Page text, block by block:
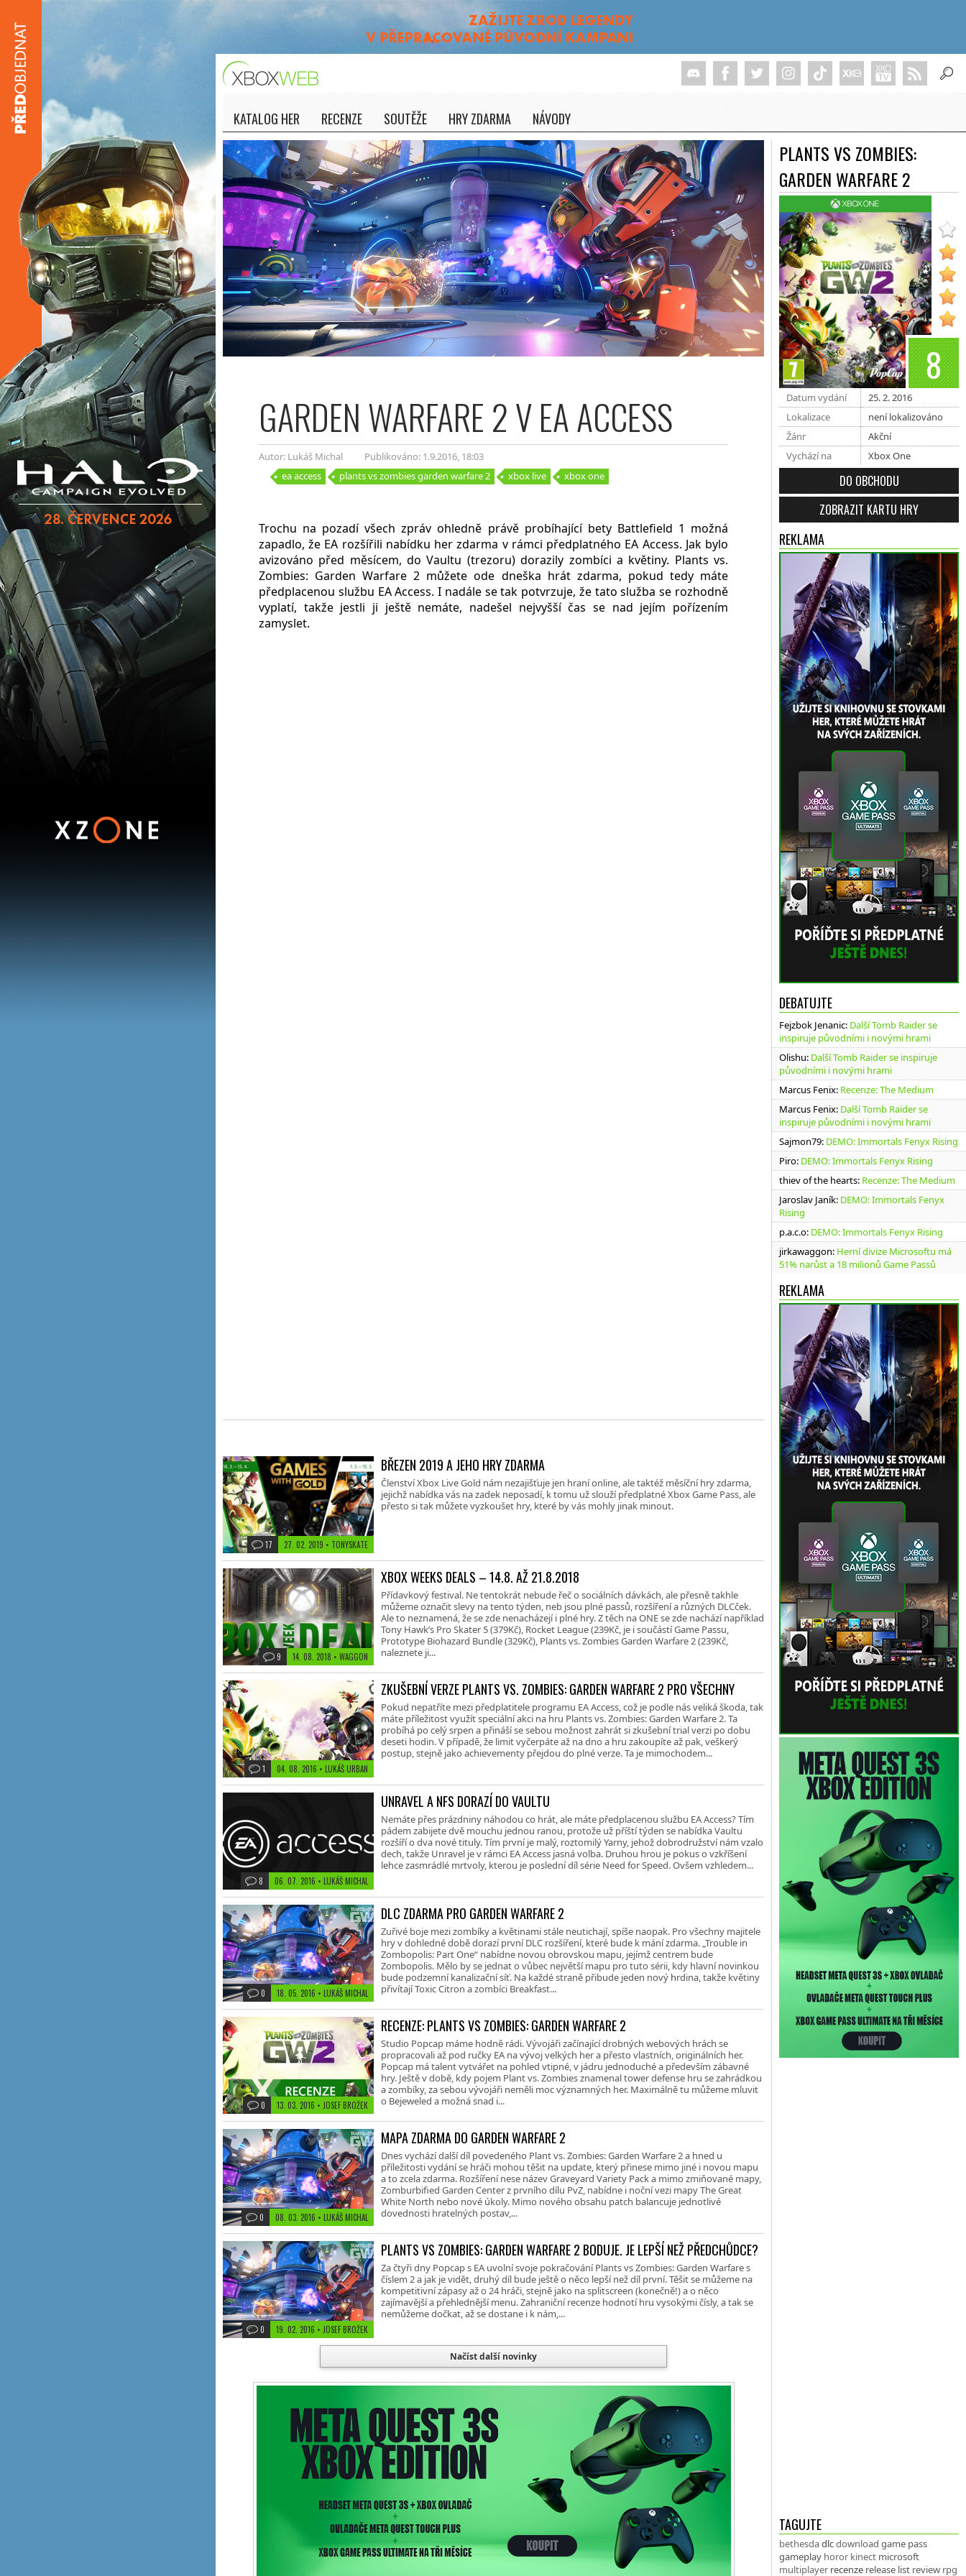
KATALOG HER RECENZE SOUTĚŽE HRY ZDARMA NÁVODY
PLANTS VS ZOMBIES:
GARDEN WARFARE 2
8
Datum vydání
25. 2. 2016
Lokalizace
není lokalizováno
Žánr
Akční
Vychází na
Xbox One
DO OBCHODU
ZOBRAZIT KARTU HRY
REKLAMA
DEBATUJTE
Fejzbok Jenanic: Další Tomb Raider se
inspiruje původními i novými hrami
Olishu: Další Tomb Raider se inspiruje
původními i novými hrami
Marcus Fenix: Recenze: The Medium
Marcus Fenix: Další Tomb Raider se
inspiruje původními i novými hrami
Sajmon79: DEMO: Immortals Fenyx Rising
Piro: DEMO: Immortals Fenyx Rising
thiev of the hearts: Recenze: The Medium
Jaroslav Janík: DEMO: Immortals Fenyx
Rising
p.a.c.o: DEMO: Immortals Fenyx Rising
jirkawaggon: Herní divize Microsoftu má
51% narůst a 18 milionů Game Passů
REKLAMA
TAGUJTE
bethesdadlcdownload game pass
gameplay horor kinect microsoft
multiplayer recenze release list review rpg
GARDEN WARFARE 2 V EA ACCESS
Autor: Lukáš Michal Publikováno: 1.9.2016, 18:03
ea access
plants vs zombies garden warfare 2 xbox live xbox one
Trochu na pozadí všech zpráv ohledně právě probíhající bety Battlefield 1 možná
zapadlo, že EA rozšířili nabídku her zdarma v rámci předplatného EA Access. Jak bylo
avizováno před měsícem, do Vaultu (trezoru) dorazily zombíci a květiny. Plants vs.
Zombies: Garden Warfare 2 můžete ode dneška hrát zdarma, pokud tedy máte
předplacenou službu EA Access. I nadále se tak potvrzuje, že tato služba se rozhodně
vyplatí, takže jestli ji ještě nemáte, nadešel nejvyšší čas se nad jejím pořízením
zamyslet.
27. 02. 2019 • TONYSKATE
17
BŘEZEN 2019 A JEHO HRY ZDARMA
Členství Xbox Live Gold nám nezajišťuje jen hraní online, ale taktéž měsíční hry zdarma,
jejichž nabídka vás na zadek neposadí, k tomu už slouží předplatné Xbox Game Pass, ale
přesto si tak můžete vyzkoušet hry, které by vás mohly jinak minout.
14. 08. 2018 • WAGGON
9
XBOX WEEKS DEALS – 14.8. AŽ 21.8.2018
Přídavkový festival. Ne tentokrát nebude řeč o sociálních dávkách, ale přesně takhle
můžeme označit slevy na tento týden, neb jsou plné passů, rozšíření a různých DLCček.
Ale to neznamená, že se zde nenacházejí i plné hry. Z těch na ONE se zde nachází například
Tony Hawk’s Pro Skater 5 (379Kč), Rocket League (239Kč, je i součástí Game Passu,
Prototype Biohazard Bundle (329Kč), Plants vs. Zombies Garden Warfare 2 (239Kč,
naleznete ji...
04. 08. 2016 • LUKÁŠ URBAN
1
ZKUŠEBNÍ VERZE PLANTS VS. ZOMBIES: GARDEN WARFARE 2 PRO VŠECHNY
Pokud nepatříte mezi předplatitele programu EA Access, což je podle nás veliká škoda, tak
máte příležitost využít speciální akci na hru Plants vs. Zombies: Garden Warfare 2. Ta
probíhá po celý srpen a přináší se sebou možnost zahrát si zkušební trial verzi po dobu
deseti hodin. V případě, že limit vyčerpáte až na dno a hru zakoupíte až pak, veškerý
postup, stejně jako achievementy přejdou do plné verze. Ta je mimochodem...
06. 07. 2016 • LUKÁŠ MICHAL
8
UNRAVEL A NFS DORAZÍ DO VAULTU
Nemáte přes prázdniny náhodou co hrát, ale máte předplacenou službu EA Access? Tím
pádem zabijete dvě mouchu jednou ranou, protože už příští týden se nabídka Vaultu
rozšíří o dva nové tituly. Tím první je malý, roztomilý Yarny, jehož dobrodružství nám vzalo
dech, takže Unravel je v rámci EA Access jasná volba. Druhou hrou je pokus o vzkříšení
lehce zasmrádlé mrtvoly, kterou je poslední díl série Need for Speed. Ovšem vzhledem...
18. 05. 2016 • LUKÁŠ MICHAL
0
DLC ZDARMA PRO GARDEN WARFARE 2
Zuřivé boje mezi zombíky a květinami stále neutichají, spíše naopak. Pro všechny majitele
hry v dohledné době dorazí první DLC rozšíření, které bude k mání zdarma. „Trouble in
Zombopolis: Part One“ nabídne novou obrovskou mapu, jejímž centrem bude
Zombopolis. Mělo by se jednat o vůbec největší mapu pro tuto sérii, kdy hlavní novinkou
bude podzemní kanalizační síť. Na každé straně přibude jeden nový hrdina, takže květiny
přivítají Toxic Citron a zombíci Breakfast...
13. 03. 2016 • JOSEF BROŽEK
0
RECENZE: PLANTS VS ZOMBIES: GARDEN WARFARE 2
Studio Popcap máme hodně rádi. Vývojáři začínající drobných webových hrách se
propracovali až pod ručky EA na vývoj velkých her a přesto vlastních, originálních her.
Popcap má talent vytvářet na pohled vtipné, v jádru jednoduché a především zábavné
hry. Ještě v době, kdy pojem Plant vs. Zombies znamenal tower defense hru se zahrádkou
a zombíky, za sebou vývojáři neměli moc významných her. Maximálně tu můžeme mluvit
o Bejeweled a možná snad i...
08. 03. 2016 • LUKÁŠ MICHAL
0
MAPA ZDARMA DO GARDEN WARFARE 2
Dnes vychází další díl povedeného Plant vs. Zombies: Garden Warfare 2 a hned u
příležitosti vydání se hráči mohou těšit na update, který přinese mimo jiné i novou mapu
a to zcela zdarma. Rozšíření nese název Graveyard Variety Pack a mimo zmiňované mapy,
Zomburbified Garden Center z prvního dílu PvZ, nabídne i noční vezi mapy The Great
White North nebo nové úkoly. Mimo nového obsahu patch balancuje jednotlivé
dovednosti hratelných postav,...
19. 02. 2016 • JOSEF BROŽEK
0
PLANTS VS ZOMBIES: GARDEN WARFARE 2 BODUJE. JE LEPŠÍ NEŽ PŘEDCHŮDCE?
Za čtyři dny Popcap s EA uvolní svoje pokračování Plants vs Zombies: Garden Warfare s
číslem 2 a jak je vidět, druhý díl bude ještě o něco lepší než díl první. Těšit se můžeme na
kompetitivní zápasy až o 24 hráči, stejně jako na splitscreen (konečně!) a o něco
zajímavější a přehlednější menu. Zahraniční recenze hodnotí hru vysokými čísly, a tak se
nemůžeme dočkat, až se dostane i k nám,...
Načíst další novinky